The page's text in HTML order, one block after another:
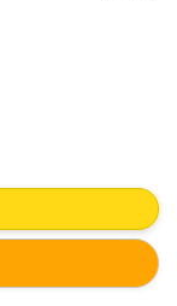
AVION | MEUBLE